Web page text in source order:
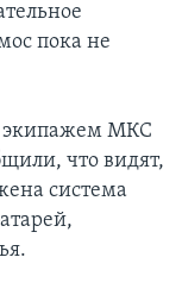
пока не
экипажем МКС
что видят,
система